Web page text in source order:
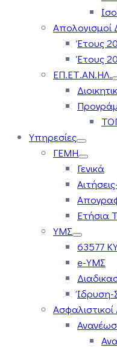
Έτους
Έτους
ΕΠ.ΕΤ.ΑΝ.ΗΛ.
Υπηρεσίες
ΓΕΜΗ
Γενικά
Ετήσια
ΥΜΣ
63577
e-ΥΜΣ
Ίδρυση-